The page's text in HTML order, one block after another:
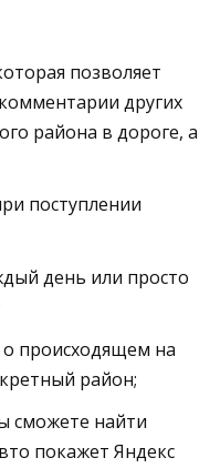
позволяет
других
района в дороге, а
поступлении
день или просто
происходящем на
район;
сможете найти
покажет Яндекс